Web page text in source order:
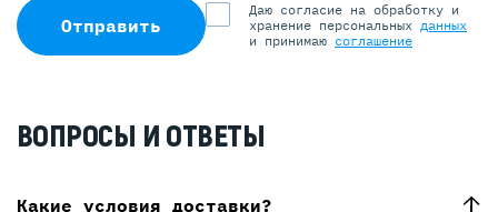
Отправить
Даю согласие на обработку и
хранение персональных данных
и принимаю соглашение
ВОПРОСЫ И ОТВЕТЫ
Какие условия доставки?